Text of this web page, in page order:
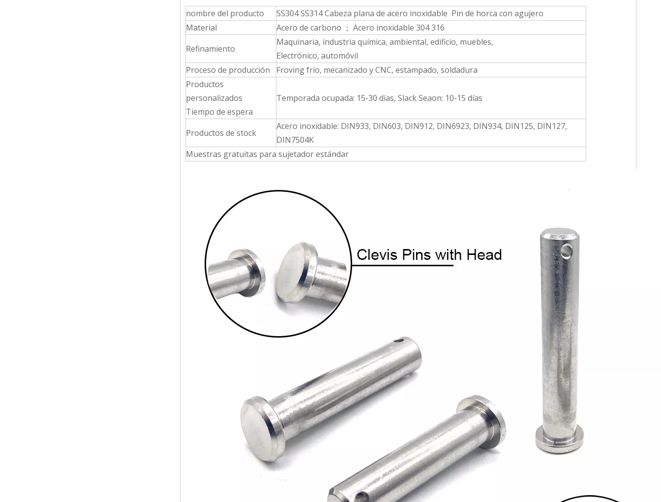
nombre del producto
SS304 SS314 Cabeza plana de acero inoxidable Pin de horca con agujero
Material
Acero de carbono ； Acero inoxidable 304 316
Refinamiento
Maquinaria, industria química, ambiental, edificio, muebles,
Electrónico, automóvil
Proceso de producción
Froving frío, mecanizado y CNC, estampado, soldadura
Productos
personalizados
Tiempo de espera
Temporada ocupada: 15-30 días, Slack Seaon: 10-15 días
Productos de stock
Acero inoxidable: DIN933, DIN603, DIN912, DIN6923, DIN934, DIN125, DIN127,
DIN7504K
Muestras gratuitas para sujetador estándar